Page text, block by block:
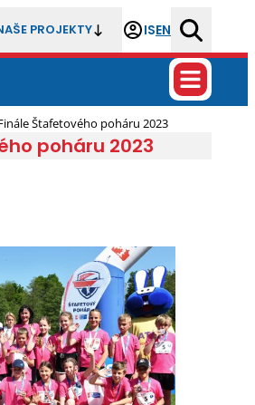
PROJEKTY ISEN
Štafetového poháru 2023
poháru 2023